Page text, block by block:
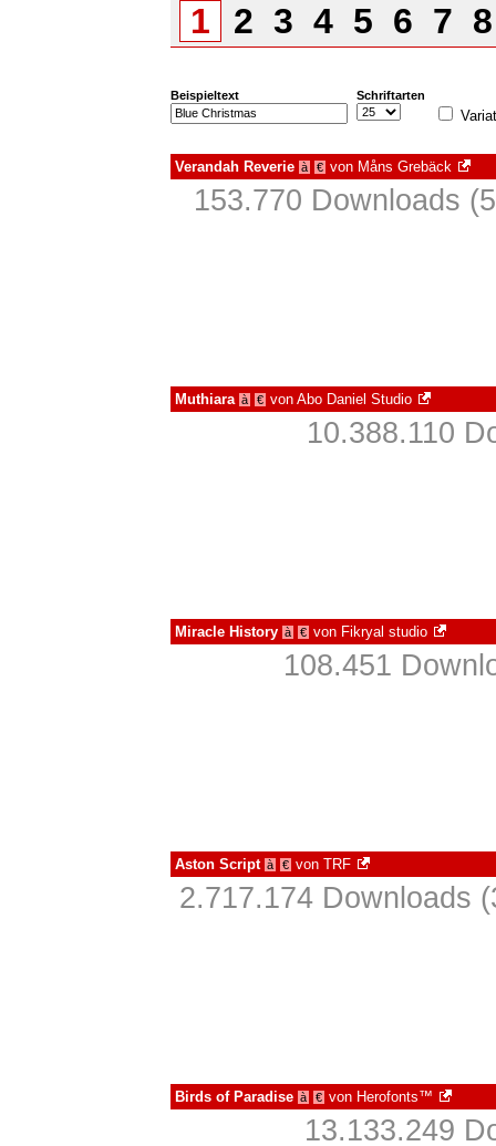
1 2 3 4 5 6 7
Beispieltext Schriftarten
Verandah Reverie à € von Måns Grebäck
153.770 Downloads
Muthiara à € von Abo Daniel Studio
10.388.110
Miracle History à € von Fikryal studio
108.451
Aston Script à € von TRF
2.717.174 Downloads
Birds of Paradise à € von Herofonts™
13.133.249